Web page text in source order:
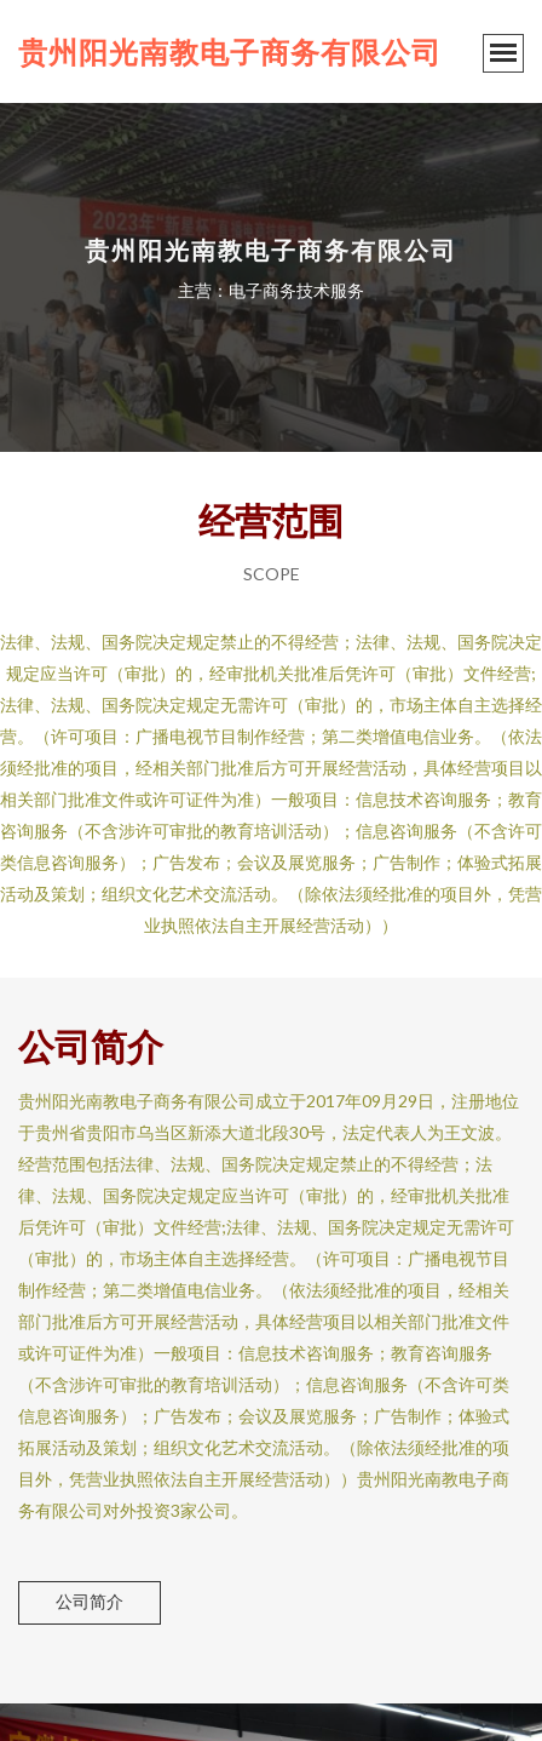
贵州阳光南教电子商务有限公司
贵州阳光南教电子商务有限公司
主营：电子商务技术服务
经营范围
SCOPE
法律、法规、国务院决定规定禁止的不得经营；法律、法规、国务院决定
规定应当许可（审批）的，经审批机关批准后凭许可（审批）文件经营;
法律、法规、国务院决定规定无需许可（审批）的，市场主体自主选择经
营。（许可项目：广播电视节目制作经营；第二类增值电信业务。（依法
须经批准的项目，经相关部门批准后方可开展经营活动，具体经营项目以
相关部门批准文件或许可证件为准）一般项目：信息技术咨询服务；教育
咨询服务（不含涉许可审批的教育培训活动）；信息咨询服务（不含许可
类信息咨询服务）；广告发布；会议及展览服务；广告制作；体验式拓展
活动及策划；组织文化艺术交流活动。（除依法须经批准的项目外，凭营
业执照依法自主开展经营活动））
公司简介
贵州阳光南教电子商务有限公司成立于2017年09月29日，注册地位
于贵州省贵阳市乌当区新添大道北段30号，法定代表人为王文波。
经营范围包括法律、法规、国务院决定规定禁止的不得经营；法
律、法规、国务院决定规定应当许可（审批）的，经审批机关批准
后凭许可（审批）文件经营;法律、法规、国务院决定规定无需许可
（审批）的，市场主体自主选择经营。（许可项目：广播电视节目
制作经营；第二类增值电信业务。（依法须经批准的项目，经相关
部门批准后方可开展经营活动，具体经营项目以相关部门批准文件
或许可证件为准）一般项目：信息技术咨询服务；教育咨询服务
（不含涉许可审批的教育培训活动）；信息咨询服务（不含许可类
信息咨询服务）；广告发布；会议及展览服务；广告制作；体验式
拓展活动及策划；组织文化艺术交流活动。（除依法须经批准的项
目外，凭营业执照依法自主开展经营活动））贵州阳光南教电子商
务有限公司对外投资3家公司。
公司简介